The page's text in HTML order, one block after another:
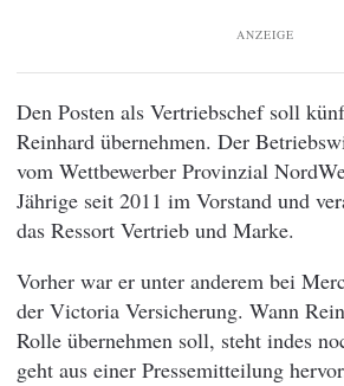
ANZEIGE
Den Posten als Vertriebschef soll
Reinhard übernehmen. Der
vom Wettbewerber Provinzial
Jährige seit 2011 im Vorstand und
das Ressort Vertrieb und Marke.
Vorher war er unter anderem bei
der Victoria Versicherung. Wann
Rolle übernehmen soll, steht indes
geht aus einer Pressemitteilung